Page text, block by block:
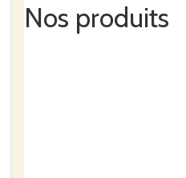
Nos produits